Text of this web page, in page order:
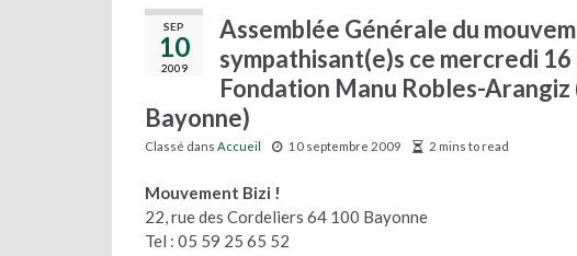
SEP
10
2009
Assemblée Générale du
sympathisant(e)s ce mercredi
Fondation Manu Robles-
Bayonne)
Classé dans Accueil 10 septembre 2009 2 mins to read
Mouvement Bizi !
22, rue des Cordeliers 64 100 Bayonne
Tel : 05 59 25 65 52